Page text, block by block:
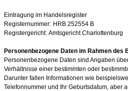
Eintragung im Handelsregister
Registernummer: HRB 252554 B
Registergericht: Amtsgericht Charlottenburg
Personenbezogene Daten im Rahmen des
Personenbezogene Daten sind Angaben
Verhältnisse einer bestimmten oder
Darunter fallen Informationen wie
Telefonnummer und Ihr Geburtsdatum, aber